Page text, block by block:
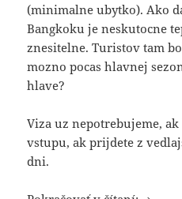
(minimalne ubytko). Ako
Bangkoku je neskutocne
znesitelne. Turistov tam
mozno pocas hlavnej
hlave?
Viza uz nepotrebujeme,
vstupu, ak prijdete z
dni.